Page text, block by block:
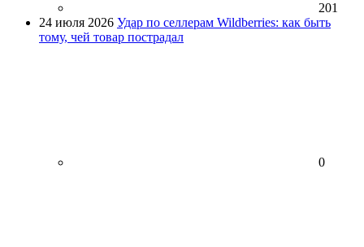
201
24 июля 2026 Удар по селлерам Wildberries: как быть
тому, чей товар пострадал
0